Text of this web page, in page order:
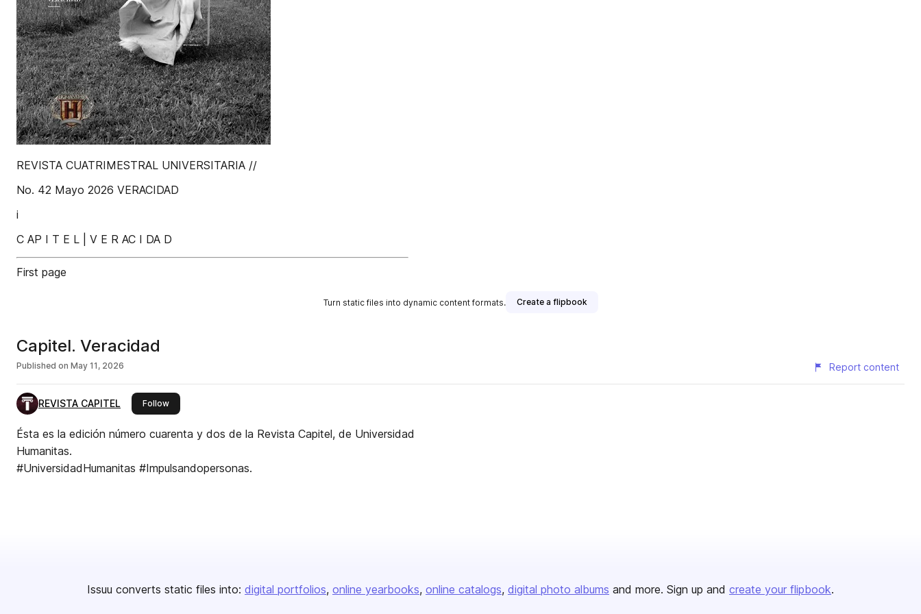
REVISTA CUATRIMESTRAL UNIVERSITARIA //
No. 42 Mayo 2026 VERACIDAD
i
C AP I T E L | V E R AC I DA D
First page
Turn static files into dynamic content formats. Create a flipbook
Capitel. Veracidad
Published on May 11, 2026 Report content
REVISTA CAPITEL Followthis publisher
Ésta es la edición número cuarenta y dos de la Revista Capitel, de Universidad
Humanitas.
#UniversidadHumanitas #Impulsandopersonas.
Issuu converts static files into: digital portfolios online yearbooks online catalogs digital photo albums and more. Sign up and create your flipbook.